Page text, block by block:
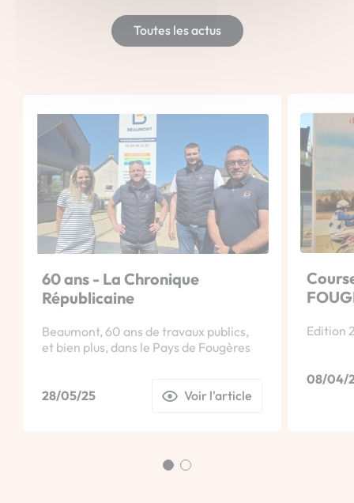
Toutes les actus
60 ans - La Chronique
Républicaine
Beaumont, 60 ans de travaux publics,
et bien plus, dans le Pays de Fougères
28/05/25 Voir l'article
Edition
08/04/